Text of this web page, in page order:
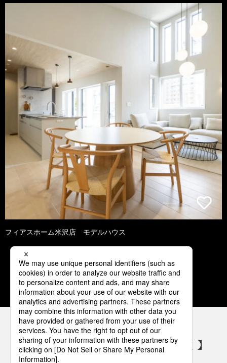
フィアスホーム米沢店 モデルハウス
1 2 3 4 5
パナソニックの電気設備 SNSアカウント